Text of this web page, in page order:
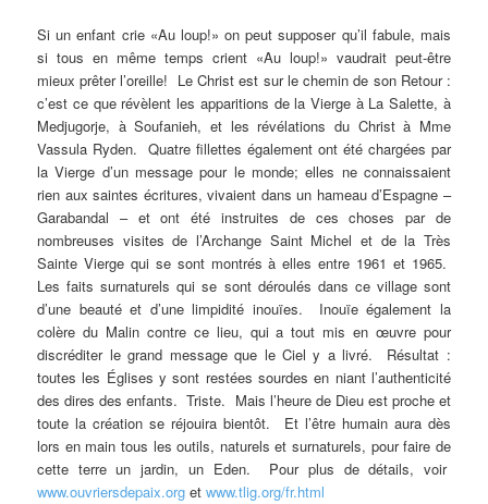
Si un enfant crie «Au loup!» on peut supposer qu’il fabule, mais
si tous en même temps crient «Au loup!» vaudrait peut-être
mieux prêter l’oreille! Le Christ est sur le chemin de son Retour :
c’est ce que révèlent les apparitions de la Vierge à La Salette, à
Medjugorje, à Soufanieh, et les révélations du Christ à Mme
Vassula Ryden. Quatre fillettes également ont été chargées par
la Vierge d’un message pour le monde; elles ne connaissaient
rien aux saintes écritures, vivaient dans un hameau d’Espagne –
Garabandal – et ont été instruites de ces choses par de
nombreuses visites de l’Archange Saint Michel et de la Très
Sainte Vierge qui se sont montrés à elles entre 1961 et 1965.
Les faits surnaturels qui se sont déroulés dans ce village sont
d’une beauté et d’une limpidité inouïes. Inouïe également la
colère du Malin contre ce lieu, qui a tout mis en œuvre pour
discréditer le grand message que le Ciel y a livré. Résultat :
toutes les Églises y sont restées sourdes en niant l’authenticité
des dires des enfants. Triste. Mais l’heure de Dieu est proche et
toute la création se réjouira bientôt. Et l’être humain aura dès
lors en main tous les outils, naturels et surnaturels, pour faire de
cette terre un jardin, un Eden. Pour plus de détails, voir
www.ouvriersdepaix.org etwww.tlig.org/fr.html